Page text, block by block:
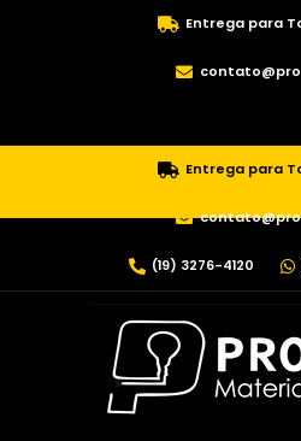
Entrega para
Entrega para
(19) 3276-4120